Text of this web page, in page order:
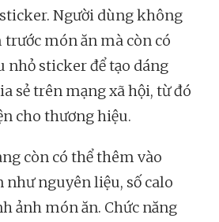
Người dùng không
trước món ăn mà còn có
nhỏ sticker để tạo dáng
sẻ trên mạng xã hội, từ đó
cho thương hiệu.
còn có thể thêm vào
nguyên liệu, số calo
ảnh món ăn. Chức năng